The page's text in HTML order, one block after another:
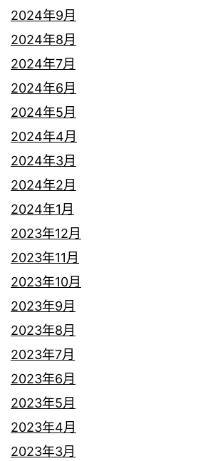
2024年9月
2024年8月
2024年7月
2024年6月
2024年5月
2024年4月
2024年3月
2024年2月
2024年1月
2023年12月
2023年11月
2023年10月
2023年9月
2023年8月
2023年7月
2023年6月
2023年5月
2023年4月
2023年3月